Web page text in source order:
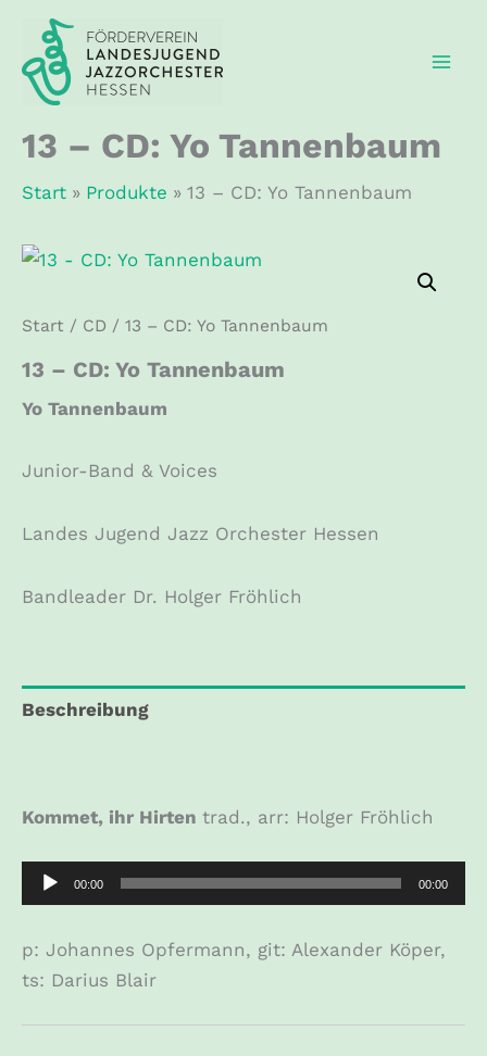
Inhalt
springen
13 – CD: Yo Tannenbaum
Start Produkte 13 – CD: Yo Tannenbaum
Start / CD / 13 – CD: Yo Tannenbaum
13 – CD: Yo Tannenbaum
Yo Tannenbaum
Junior-Band & Voices
Landes Jugend Jazz Orchester Hessen
Bandleader Dr. Holger Fröhlich
Beschreibung
Kommet, ihr Hirten trad., arr: Holger Fröhlich
Audio-
Player
00:00 00:00
p: Johannes Opfermann, git: Alexander Köper,
ts: Darius Blair